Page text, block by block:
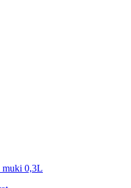
muki 0,3L